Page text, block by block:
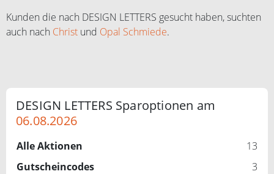
Kunden die nach DESIGN LETTERS gesucht haben, suchten
auch nach Christ und Opal Schmiede.
DESIGN LETTERS Sparoptionen am
06.08.2026
Alle Aktionen
13
Gutscheincodes
3